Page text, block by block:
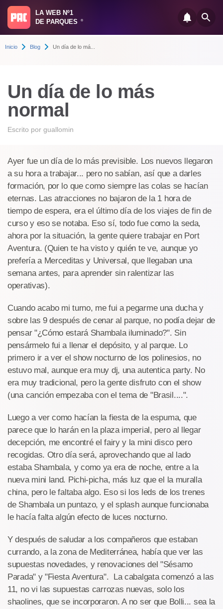
LA WEB Nº1
DE PARQUES
®
Inicio Blog Un día de lo má...
Un día de lo más
normal
Escrito por guallomin
Ayer fue un día de lo más previsible. Los nuevos llegaron
a su hora a trabajar... pero no sabían, así que a darles
formación, por lo que como siempre las colas se hacían
eternas. Las atracciones no bajaron de la 1 hora de
tiempo de espera, era el último día de los viajes de fin de
curso y eso se notaba. Eso sí, todo fue como la seda,
ahora por la situación, la gente quiere trabajar en Port
Aventura. (Quien te ha visto y quién te ve, aunque yo
prefería a Merceditas y Universal, que llegaban una
semana antes, para aprender sin ralentizar las
operativas).
Cuando acabo mi turno, me fui a pegarme una ducha y
sobre las 9 después de cenar al parque, no podía dejar de
pensar "¿Cómo estará Shambala iluminado?". Sin
pensármelo fui a llenar el depósito, y al parque. Lo
primero ir a ver el show nocturno de los polinesios, no
estuvo mal, aunque era muy dj, una autentica party. No
era muy tradicional, pero la gente disfruto con el show
(una canción empezaba con el tema de "Brasil....".
Luego a ver como hacían la fiesta de la espuma, que
parece que lo harán en la plaza imperial, pero al llegar
decepción, me encontré el fairy y la mini disco pero
recogidas. Otro día será, aprovechando que al lado
estaba Shambala, y como ya era de noche, entre a la
nueva mini land. Pichi-picha, más luz que el la muralla
china, pero le faltaba algo. Eso si los leds de los trenes
de Shambala un puntazo, y el splash aunque funcionaba
le hacía falta algún efecto de luces nocturno.
Y después de saludar a los compañeros que estaban
currando, a la zona de Mediterránea, había que ver las
supuestas novedades, y renovaciones del "Sésamo
Parada" y "Fiesta Aventura". La cabalgata comenzó a las
11, no vi las supuestas carrozas nuevas, solo los
shaolines, que se incorporaron. A no ser que Bolli... sea la